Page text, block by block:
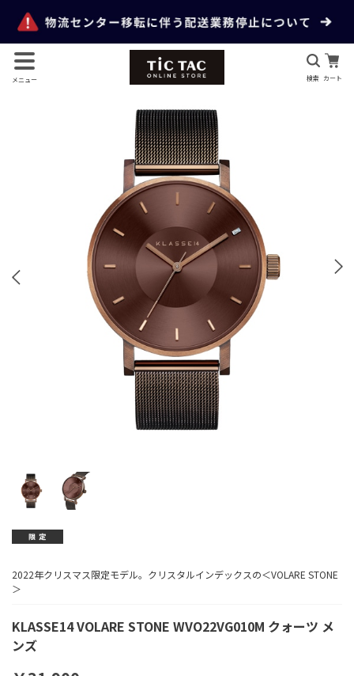
メニュー 検索 カート
KLASSE14 VOLARE STONE WVO22VG010M クォーツ メ
ンズ
2022年クリスマス限定モデル。クリスタルインデックスの＜VOLARE STONE
＞